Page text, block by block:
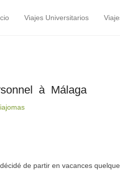
principal
al contenido
Viajes Universitarios
à Málaga
de partir en vacances